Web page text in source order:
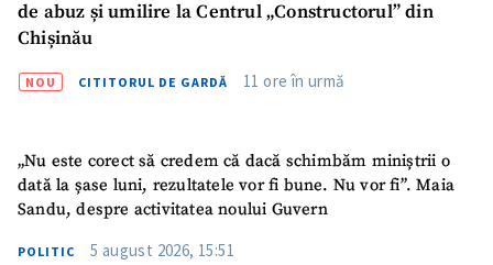
de abuz și umilire la Centrul „Constructorul” din
Chișinău
NOU CITITORUL DE GARDĂ 11 ore în urmă
„Nu este corect să credem că dacă schimbăm miniștrii o
dată la șase luni, rezultatele vor fi bune. Nu vor fi”. Maia
Sandu, despre activitatea noului Guvern
POLITIC 5 august 2026, 15:51